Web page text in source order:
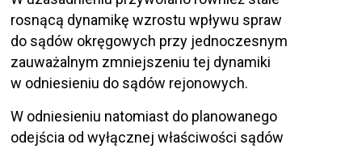
rosnącą dynamikę wzrostu wpływu spraw
do sądów okręgowych przy jednoczesnym
zauważalnym zmniejszeniu tej dynamiki
w odniesieniu do sądów rejonowych.
W odniesieniu natomiast do planowanego
odejścia od wyłącznej właściwości sądów